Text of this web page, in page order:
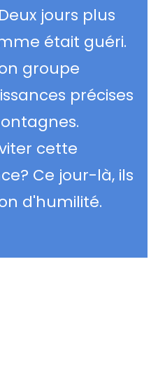
jours plus
était guéri.
groupe
précises
cette
Ce jour-là, ils
d'humilité.